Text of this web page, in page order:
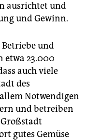
ausrichtet und
und Gewinn.
Betriebe und
etwa 23.000
auch viele
des
Notwendigen
und betreiben
gutes Gemüse